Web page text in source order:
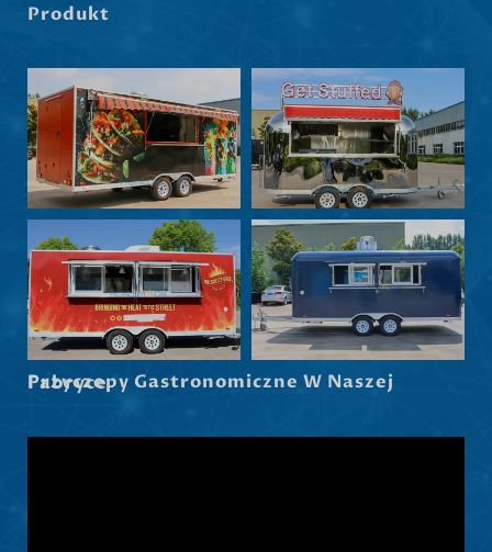
Produkt
Przyczepy Gastronomiczne W Naszej Fabryce Slovenščina
Latviešu valoda
Dansk
Hrvatski
Српски језик
Norsk nynorsk
Maori
Eesti
Български